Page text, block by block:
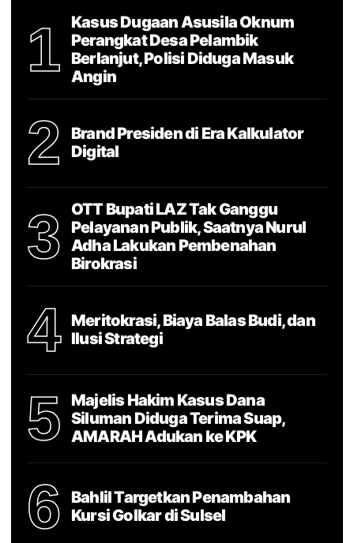
1
Kasus Dugaan Asusila Oknum
Perangkat Desa Pelambik
Berlanjut, Polisi Diduga Masuk
Angin
2
Brand Presiden di Era Kalkulator
Digital
3
OTT Bupati LAZ Tak Ganggu
Pelayanan Publik, Saatnya Nurul
Adha Lakukan Pembenahan
Birokrasi
4
Meritokrasi, Biaya Balas Budi, dan
Ilusi Strategi
5
Majelis Hakim Kasus Dana
Siluman Diduga Terima Suap,
AMARAH Adukan ke KPK
6
Bahlil Targetkan Penambahan
Kursi Golkar di Sulsel